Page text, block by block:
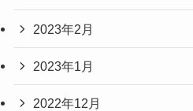
2023年2月
2023年1月
2022年12月